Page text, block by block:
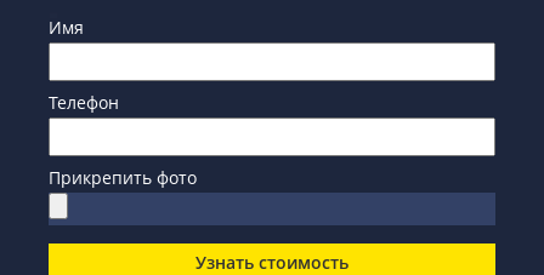
Имя
Телефон
Прикрепить фото
Узнать стоимость